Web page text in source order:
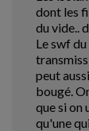
dont les
du vide..
Le swf
peut
bougé.
que si on
qu'une